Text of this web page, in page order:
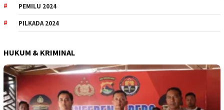
PEMILU 2024
PILKADA 2024
HUKUM & KRIMINAL